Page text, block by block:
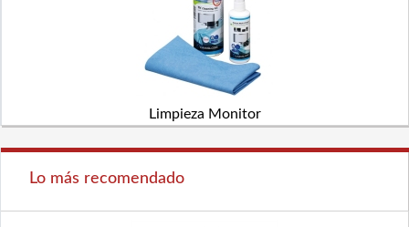
Limpieza Monitor
Lo más recomendado